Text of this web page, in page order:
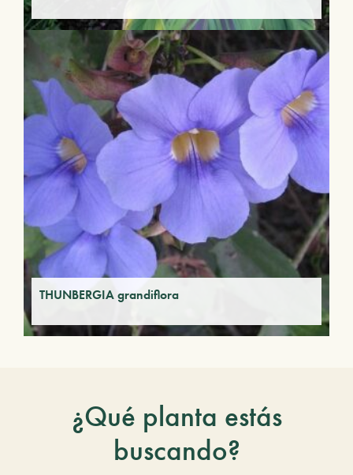
THUNBERGIA grandiflora
¿Qué planta estás
buscando?